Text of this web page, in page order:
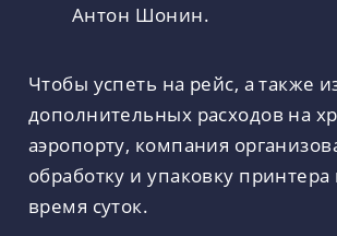
Антон Шонин.
Чтобы успеть на рейс, а также
дополнительных расходов на
аэропорту, компания
обработку и упаковку
время суток.